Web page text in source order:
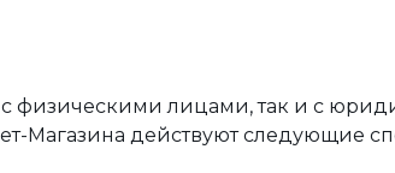
физическими лицами, так и с
Магазина действуют следующие